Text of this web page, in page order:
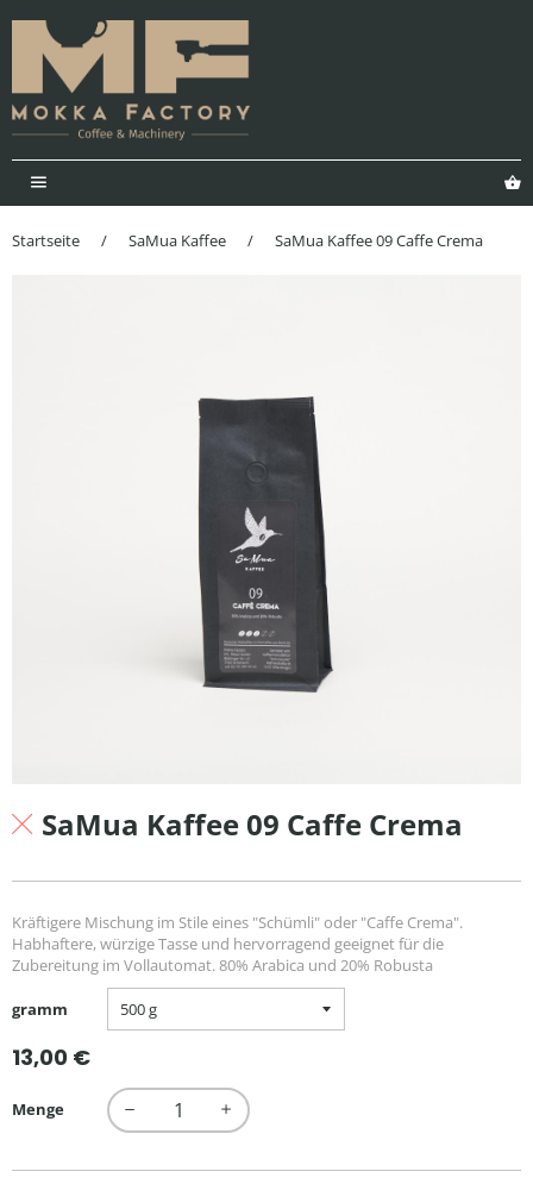
Startseite / SaMua Kaffee / SaMua Kaffee 09 Caffe Crema
SaMua Kaffee 09 Caffe Crema
Kräftigere Mischung im Stile eines "Schümli" oder "Caffe Crema".
Habhaftere, würzige Tasse und hervorragend geeignet für die
Zubereitung im Vollautomat. 80% Arabica und 20% Robusta
gramm
Normaler
Preis
13,00 €
Menge
− +